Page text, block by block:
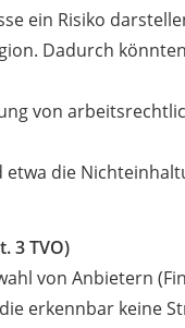
ein Risiko
Dadurch
von
die
3 TVO)
von Anbietern
erkennbar keine